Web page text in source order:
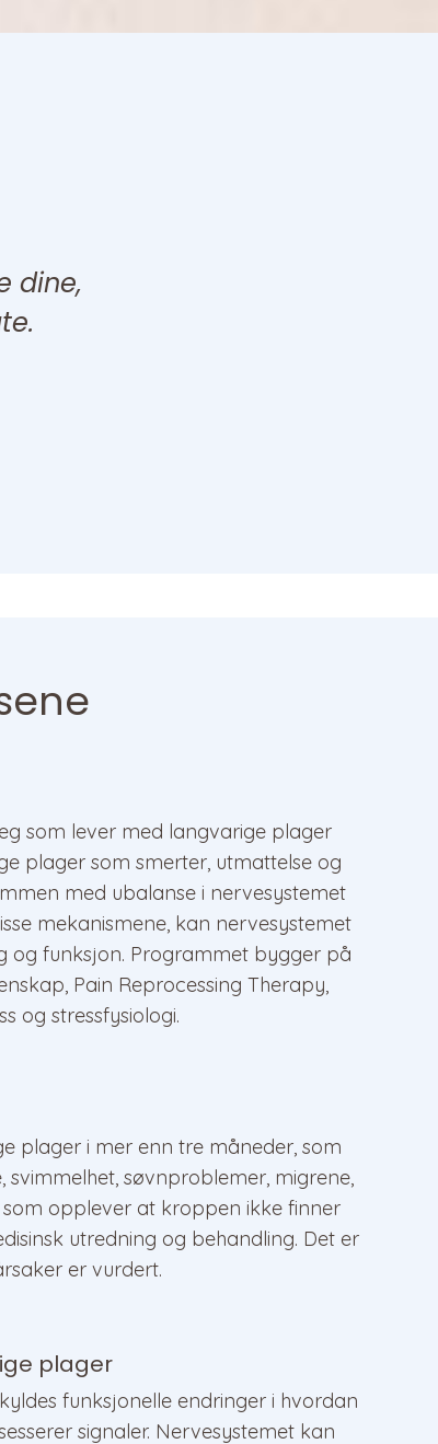
dine,
som lever med langvarige plager
plager som smerter, utmattelse og
med ubalanse i nervesystemet
mekanismene, kan nervesystemet
og funksjon. Programmet bygger på
Pain Reprocessing Therapy,
og stressfysiologi.
plager i mer enn tre måneder, som
svimmelhet, søvnproblemer, migrene,
opplever at kroppen ikke finner
utredning og behandling. Det er
er vurdert.
plager
funksjonelle endringer i hvordan
signaler. Nervesystemet kan